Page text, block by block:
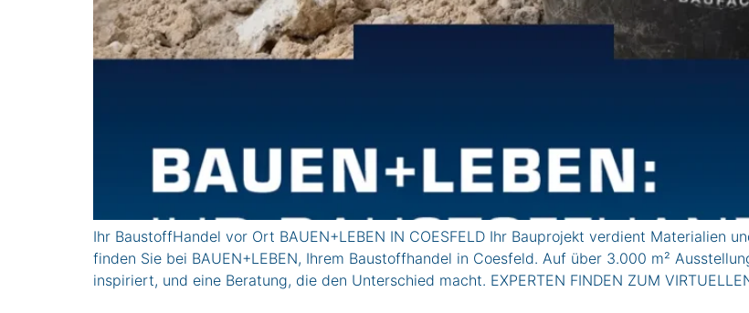
Ihr BaustoffHandel vor Ort BAUEN+LEBEN IN COESFELD Ihr Bauprojekt verdient Materialien
finden Sie bei BAUEN+LEBEN, Ihrem Baustoffhandel in Coesfeld. Auf über 3.000 m²
inspiriert, und eine Beratung, die den Unterschied macht. EXPERTEN FINDEN ZUM